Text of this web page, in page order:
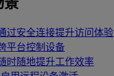
景
过安全连接提升访问体验
平台控制设备
时随地提升工作效率